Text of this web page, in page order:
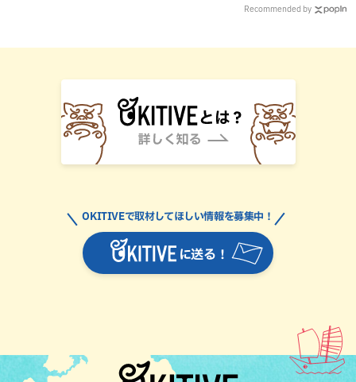
Recommended by
に送る！
OKITIVEで取材してほしい情報を募集中！